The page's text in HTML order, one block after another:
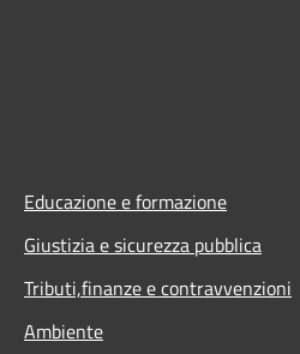
Educazione e formazione
Giustizia e sicurezza pubblica
Tributi,finanze e contravvenzioni
Ambiente